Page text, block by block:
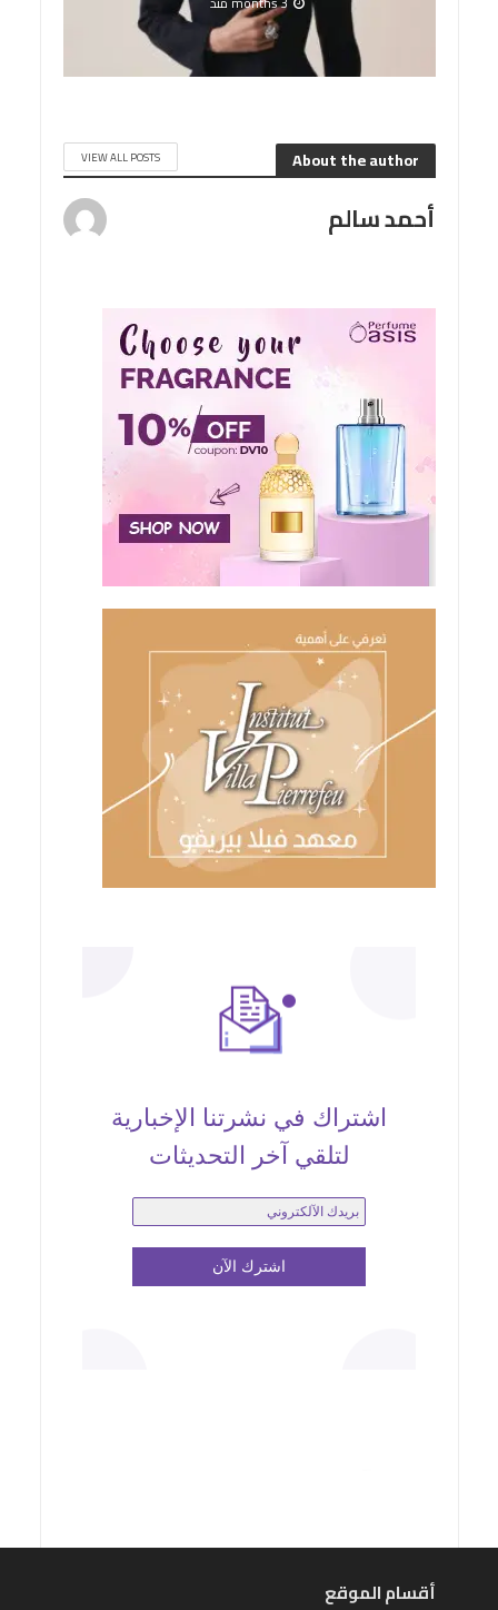
About the author
VIEW ALL POSTS
أحمد سالم
اشتراك في نشرتنا الإخبارية
لتلقي آخر التحديثات
أقسام الموقع